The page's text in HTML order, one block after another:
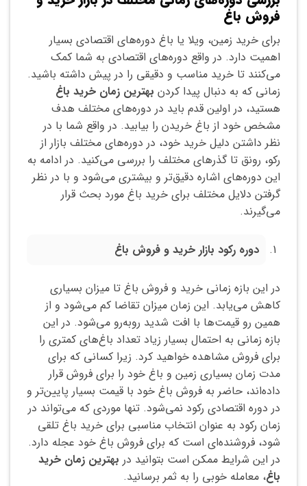
فروش باغ
برای خرید زمین، ویلا یا باغ دوره‌های اقتصادی بسیار
اهمیت دارد. در واقع دوره‌های اقتصادی به شما کمک
می‌کنند تا خرید مناسب و دقیقی را در پیش داشته باشید.
زمانی که به دنبال پیدا کردن بهترین زمان خرید باغ
هستید، در اولین قدم باید در دوره‌های مختلف هدف
مشخص خود از باغ خریدن را بیابید. در واقع شما با در
نظر داشتن دلیل خرید خود، در دوره‌های مختلف بازار از
رکو، رونق تا گذرهای مختلف را بررسی می‌کنید. در ادامه به
این دوره‌های اشاره دقیق‌تر و بیشتری می‌شود و با در نظر
گرفتن دلایل مختلف برای خرید باغ مورد بحث قرار
می‌گیرند.
دوره رکود بازار خرید و فروش باغ
در این بازه زمانی خرید و فروش باغ تا میزان بسیاری
کاهش می‌یابد. این زمان میزان تقاضا کم می‌شود و از
همین رو قیمت‌ها با افت شدید روبه‌رو می‌شود. در این
بازه زمانی به احتمال بسیار زیاد تعداد باغ‌های کمتری را
برای فروش مشاهده خواهید کرد. زیرا کسانی که برای
مدت زمان بسیاری زمین و باغ خود را برای فروش قرار
داده‌اند، حاضر به فروش باغ خود با قیمت بسیار پایین‌تر و
در دوره اقتصادی رکود نمی‌شود. تنها موردی که می‌تواند در
زمان رکود به عنوان انتخاب مناسبی برای خرید باغ تلقی
شود، فروشنده‌ای است که برای فروش باغ خود عجله دارد.
در این شرایط ممکن است بتوانید در بهترین زمان خرید
باغ، معامله خوبی را به ثمر برسانید.